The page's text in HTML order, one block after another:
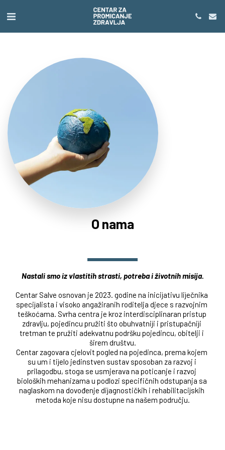
O nama
Nastali smo iz vlastitih strasti, potreba i životnih misija.
Centar Salve osnovan je 2023. godine na inicijativu liječnika
specijalista i visoko angažiranih roditelja djece s razvojnim
teškoćama. Svrha centra je kroz interdisciplinaran pristup
zdravlju, pojedincu pružiti što obuhvatniji i pristupačniji
tretman te pružiti adekvatnu podršku pojedincu, obitelji i
širem društvu.
Centar zagovara cjelovit pogled na pojedinca, prema kojem
su um i tijelo jedinstven sustav sposoban za razvoj i
prilagodbu, stoga se usmjerava na poticanje i razvoj
bioloških mehanizama u podlozi specifičnih odstupanja sa
naglaskom na dovođenje dijagnostičkih i rehabilitacijskih
metoda koje nisu dostupne na našem području.